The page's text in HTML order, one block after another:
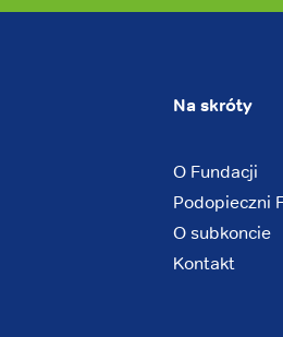
Na skróty
O Fundacji
Podopieczni
O subkoncie
Kontakt